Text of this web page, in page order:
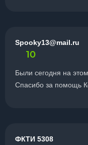
Spooky13@mail.ru
10
Были сегодня на
Спасибо за помощь
ФКТИ 5308